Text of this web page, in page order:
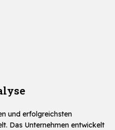
und erfolgreichsten
Das Unternehmen entwickelt